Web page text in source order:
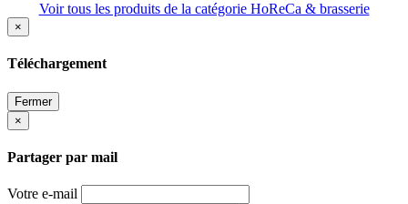
Voir tous les produits de la catégorie HoReCa & brasserie
×
Téléchargement
Fermer
×
Partager par mail
Votre e-mail